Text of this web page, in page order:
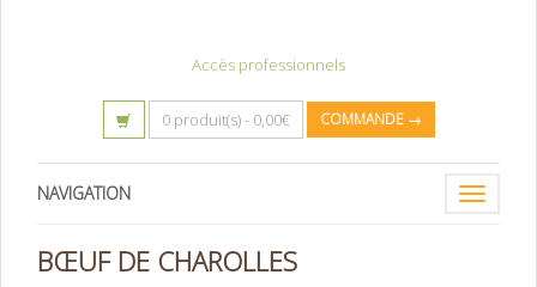
Accès professionnels
0 produit(s) - 0,00€ COMMANDE →
Toggle
NAVIGATION
BŒUF DE CHAROLLES